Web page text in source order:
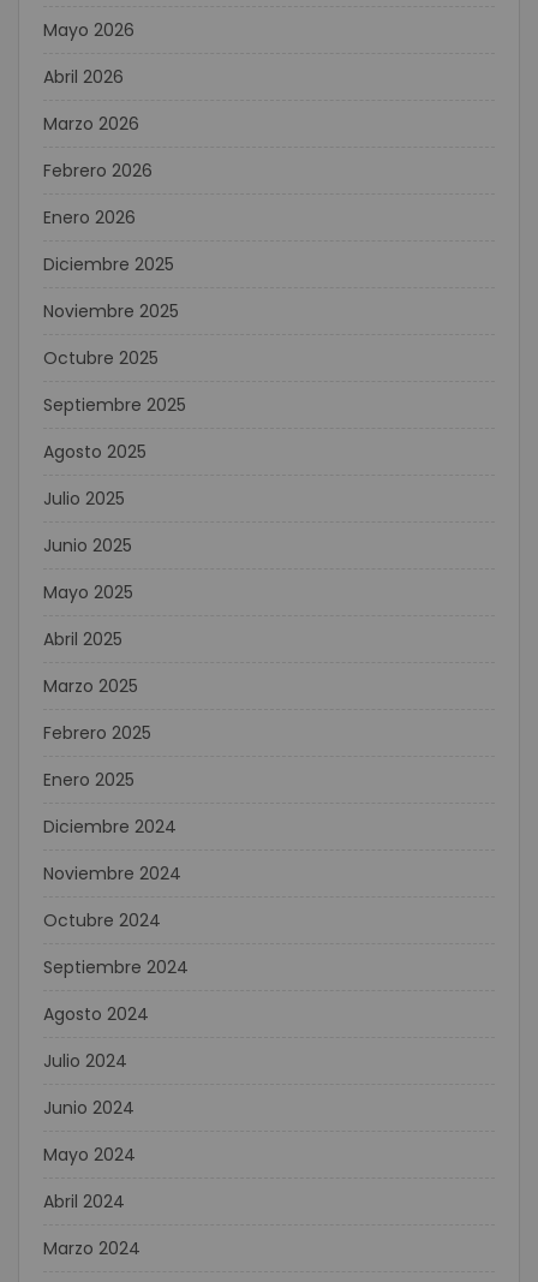
Mayo 2026
Abril 2026
Marzo 2026
Febrero 2026
Enero 2026
Diciembre 2025
Noviembre 2025
Octubre 2025
Septiembre 2025
Agosto 2025
Julio 2025
Junio 2025
Mayo 2025
Abril 2025
Marzo 2025
Febrero 2025
Enero 2025
Diciembre 2024
Noviembre 2024
Octubre 2024
Septiembre 2024
Agosto 2024
Julio 2024
Junio 2024
Mayo 2024
Abril 2024
Marzo 2024